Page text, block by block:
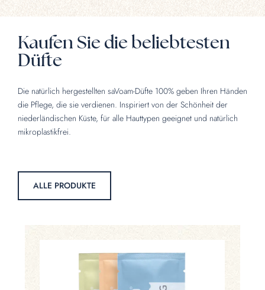
Kaufen Sie die beliebtesten
Düfte
Die natürlich hergestellten saVoam-Düfte 100% geben Ihren Händen
die Pflege, die sie verdienen. Inspiriert von der Schönheit der
niederländischen Küste, für alle Hauttypen geeignet und natürlich
mikroplastikfrei.
ALLE PRODUKTE